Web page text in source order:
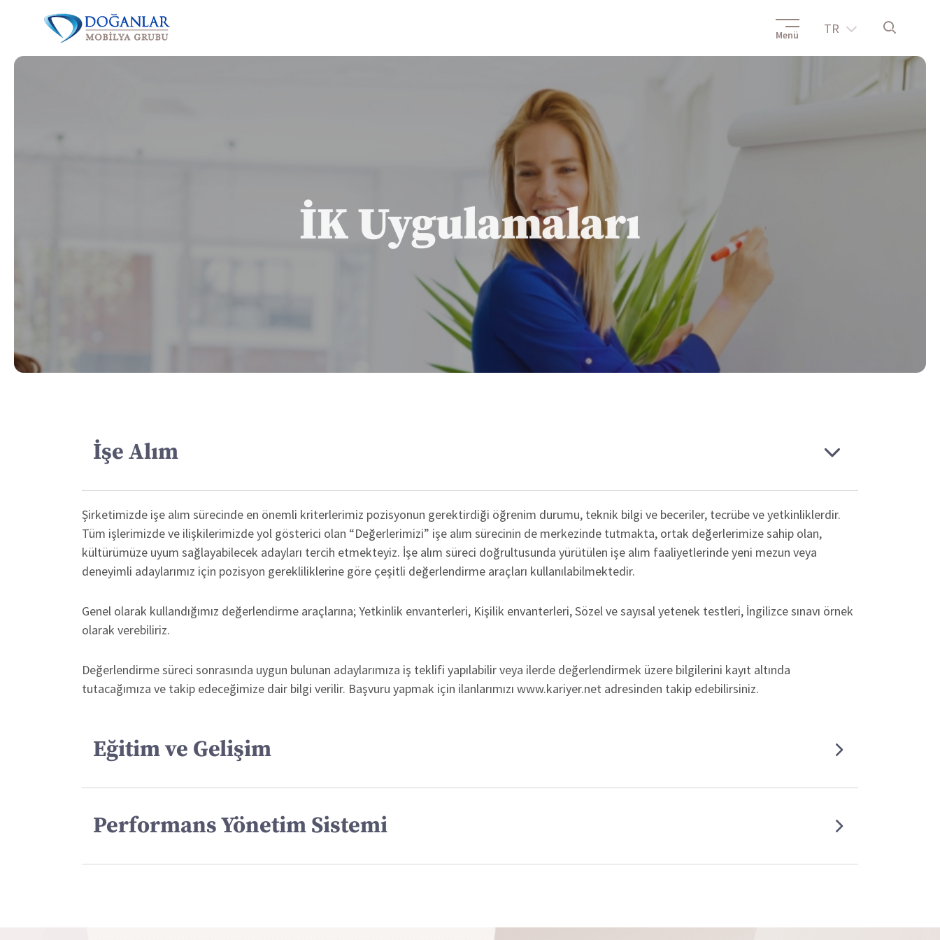
Menü TR
İK Uygulamaları
İşe Alım
Şirketimizde işe alım sürecinde en önemli kriterlerimiz pozisyonun gerektirdiği öğrenim durumu, teknik bilgi ve beceriler, tecrübe ve yetkinliklerdir.
Tüm işlerimizde ve ilişkilerimizde yol gösterici olan “Değerlerimizi” işe alım sürecinin de merkezinde tutmakta, ortak değerlerimize sahip olan,
kültürümüze uyum sağlayabilecek adayları tercih etmekteyiz. İşe alım süreci doğrultusunda yürütülen işe alım faaliyetlerinde yeni mezun veya
deneyimli adaylarımız için pozisyon gerekliliklerine göre çeşitli değerlendirme araçları kullanılabilmektedir.
Genel olarak kullandığımız değerlendirme araçlarına; Yetkinlik envanterleri, Kişilik envanterleri, Sözel ve sayısal yetenek testleri, İngilizce sınavı örnek
olarak verebiliriz.
Değerlendirme süreci sonrasında uygun bulunan adaylarımıza iş teklifi yapılabilir veya ilerde değerlendirmek üzere bilgilerini kayıt altında
tutacağımıza ve takip edeceğimize dair bilgi verilir. Başvuru yapmak için ilanlarımızı www.kariyer.net adresinden takip edebilirsiniz.
Eğitim ve Gelişim
Performans Yönetim Sistemi